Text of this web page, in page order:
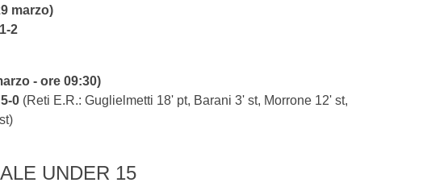
marzo)
1-2
- ore 09:30)
5-0 (Reti E.R.: Guglielmetti 18' pt, Barani 3' st, Morrone 12' st,
UNDER 15